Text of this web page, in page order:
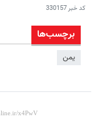
کد خبر330157
برچسب‌ها
یمن